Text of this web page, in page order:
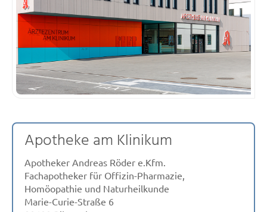
Apotheke am Klinikum
Apotheker Andreas Röder e.Kfm.
Fachapotheker für Offizin-Pharmazie,
Homöopathie und Naturheilkunde
Marie-Curie-Straße 6